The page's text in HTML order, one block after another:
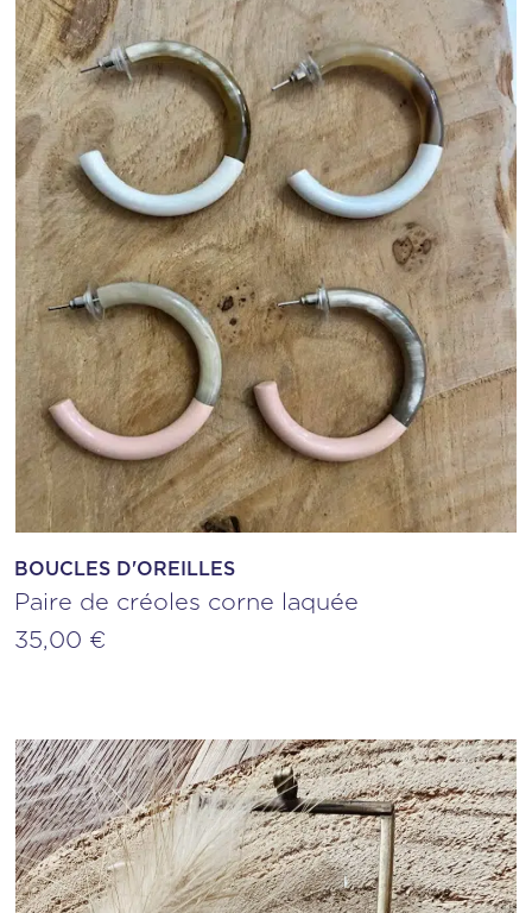
BOUCLES D'OREILLES
Paire de créoles corne laquée
35,00 €